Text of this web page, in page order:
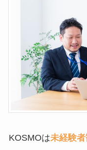
KOSMOは未経験